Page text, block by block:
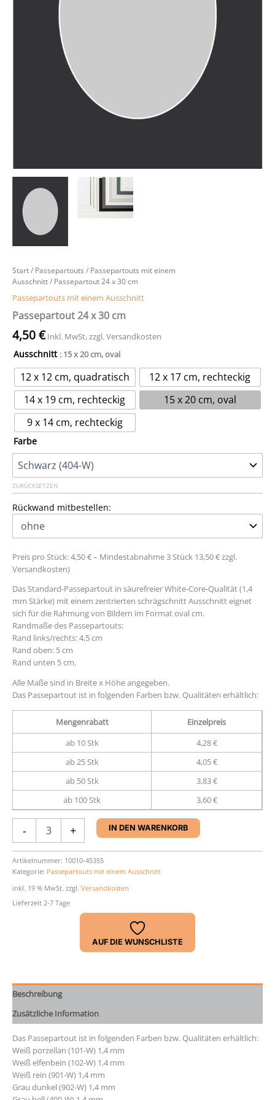
Start/ Passepartouts / Passepartouts mit einem
Ausschnitt/ Passepartout 24 x 30 cm
Passepartouts mit einem Ausschnitt
Passepartout 24 x 30 cm
4,50€ Inkl. MwSt, zzgl. Versandkosten
Ausschnitt : 15 x 20 cm, oval
12 x 12 cm, quadratisch
12 x 17 cm, rechteckig
14 x 19 cm, rechteckig
15 x 20 cm, oval
9 x 14 cm, rechteckig
Farbe
ZURÜCKSETZEN
Rückwand mitbestellen:
Preis pro Stück: 4,50 € – Mindestabnahme 3 Stück 13,50 € zzgl.
Versandkosten)
Das Standard-Passepartout in säurefreier White-Core-Qualität (1,4
mm Stärke) mit einem zentrierten schrägschnitt Ausschnitt eignet
sich für die Rahmung von Bildern im Format oval cm.
Randmaße des Passepartouts:
Rand links/rechts: 4,5 cm
Rand oben: 5 cm
Rand unten 5 cm.
Alle Maße sind in Breite x Höhe angegeben.
Das Passepartout ist in folgenden Farben bzw. Qualitäten erhältlich:
Mengenrabatt
Einzelpreis
ab 10 Stk
4,28 €
ab 25 Stk
4,05 €
ab 50 Stk
3,83 €
ab 100 Stk
3,60 €
-
x
30
cm
Menge
+ IN DEN WARENKORB
Artikelnummer: 10010-45355
Kategorie: Passepartouts mit einem Ausschnitt
inkl. 19 % MwSt. zzgl. Versandkosten
Lieferzeit 2-7 Tage
AUF DIE WUNSCHLISTE
Beschreibung
Zusätzliche Information
Das Passepartout ist in folgenden Farben bzw. Qualitäten erhältlich:
Weiß porzellan (101-W) 1,4 mm
Weiß elfenbein (102-W) 1,4 mm
Weiß rein (901-W) 1,4 mm
Grau dunkel (902-W) 1,4 mm